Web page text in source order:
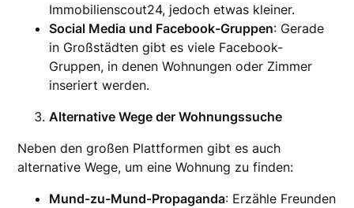
Immobilienscout24, jedoch etwas kleiner.
Social Media und Facebook-Gruppen: Gerade
in Großstädten gibt es viele Facebook-
Gruppen, in denen Wohnungen oder Zimmer
inseriert werden.
Alternative Wege der Wohnungssuche
Neben den großen Plattformen gibt es auch
alternative Wege, um eine Wohnung zu finden:
Mund-zu-Mund-Propaganda: Erzähle Freunden